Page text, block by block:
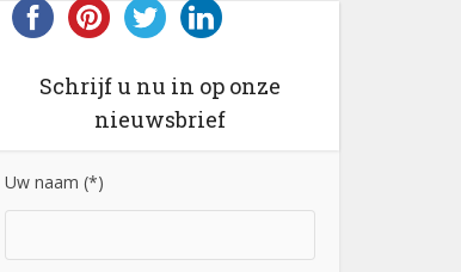
Schrijf u nu in op onze
nieuwsbrief
Uw naam (*)